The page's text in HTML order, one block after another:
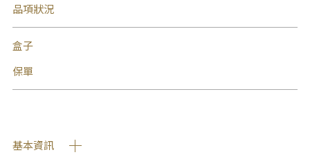
品項狀況
盒子
保單
基本資訊